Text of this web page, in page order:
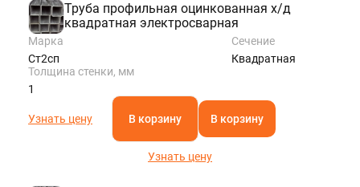
Труба профильная оцинкованная х/д
квадратная электросварная
Марка
Ст2сп
Сечение
Квадратная
Толщина стенки, мм
1
Узнать цену В корзину В корзину
Узнать цену